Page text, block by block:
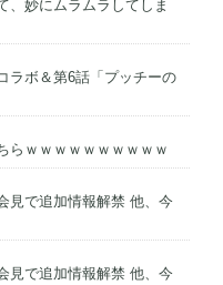
、妙にムラムラしてしま
ラボ＆第6話「プッチーの
らｗｗｗｗｗｗｗｗｗｗ
見で追加情報解禁 他、今
見で追加情報解禁 他、今